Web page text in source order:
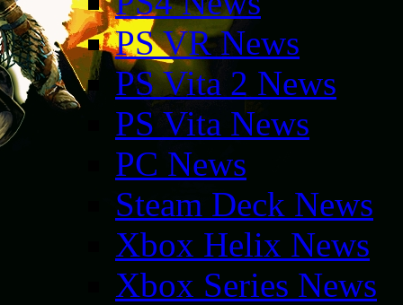
PS VR News
PS Vita 2 News
PS Vita News
PC News
Steam Deck News
Xbox Helix News
Xbox Series News